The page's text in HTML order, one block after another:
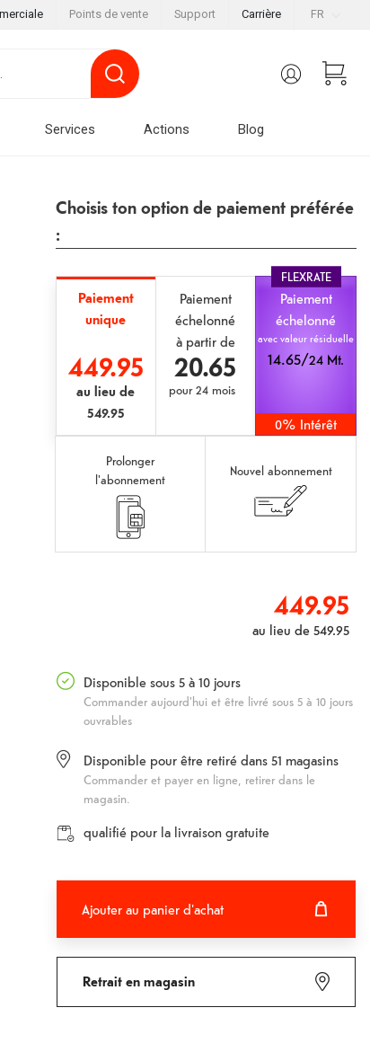
FR
Points de vente Support Carrière
Services Actions Blog
Choisis ton option de paiement préférée
:
Paiement
unique
449.95
au lieu de
549.95
Paiement
échelonné
à partir de
20.65
pour24 mois
FLEXRATE
Paiement
échelonné
avec valeur résiduelle
14.65/24 Mt.
0% Intérêt
Prolonger
l'abonnement
Nouvel abonnement
449.95
au lieu de549.95
Disponible sous 5 à 10 jours
Commander aujourd'hui et être livré sous 5 à 10 jours
ouvrables
Disponible pour être retiré dans 51 magasins
Commander et payer en ligne, retirer dans le
magasin.
qualifié pour la livraison gratuite
Ajouter au panier d'achat
Retrait en magasin